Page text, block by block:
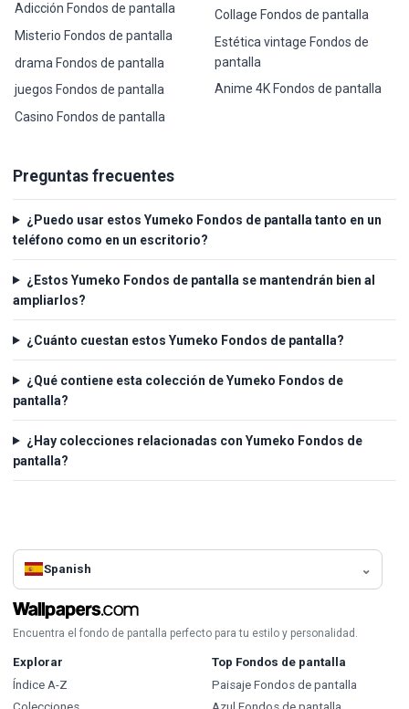
Adicción Fondos de pantalla
Misterio Fondos de pantalla
drama Fondos de pantalla
juegos Fondos de pantalla
Casino Fondos de pantalla
Collage Fondos de pantalla
Estética vintage Fondos de
pantalla
Anime 4K Fondos de pantalla
Preguntas frecuentes
¿Puedo usar estos Yumeko Fondos de pantalla tanto en un
teléfono como en un escritorio?
¿Estos Yumeko Fondos de pantalla se mantendrán bien al
ampliarlos?
¿Cuánto cuestan estos Yumeko Fondos de pantalla?
¿Qué contiene esta colección de Yumeko Fondos de
pantalla?
¿Hay colecciones relacionadas con Yumeko Fondos de
pantalla?
Spanish
Encuentra el fondo de pantalla perfecto para tu estilo y personalidad.
Explorar
Índice A-Z
Top Fondos de pantalla
Paisaje Fondos de pantalla